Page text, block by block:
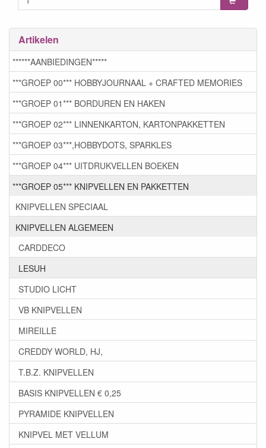
Artikelen
******AANBIEDINGEN*****
***GROEP 00*** HOBBYJOURNAAL + CRAFTED MEMORIES
***GROEP 01*** BORDUREN EN HAKEN
***GROEP 02*** LINNENKARTON, KARTONPAKKETTEN
***GROEP 03***,HOBBYDOTS, SPARKLES
***GROEP 04*** UITDRUKVELLEN BOEKEN
***GROEP 05*** KNIPVELLEN EN PAKKETTEN
KNIPVELLEN SPECIAAL
KNIPVELLEN ALGEMEEN
CARDDECO
LESUH
STUDIO LICHT
VB KNIPVELLEN
MIREILLE
CREDDY WORLD, HJ,
T.B.Z. KNIPVELLEN
BASIS KNIPVELLEN € 0,25
PYRAMIDE KNIPVELLEN
KNIPVEL MET VELLUM